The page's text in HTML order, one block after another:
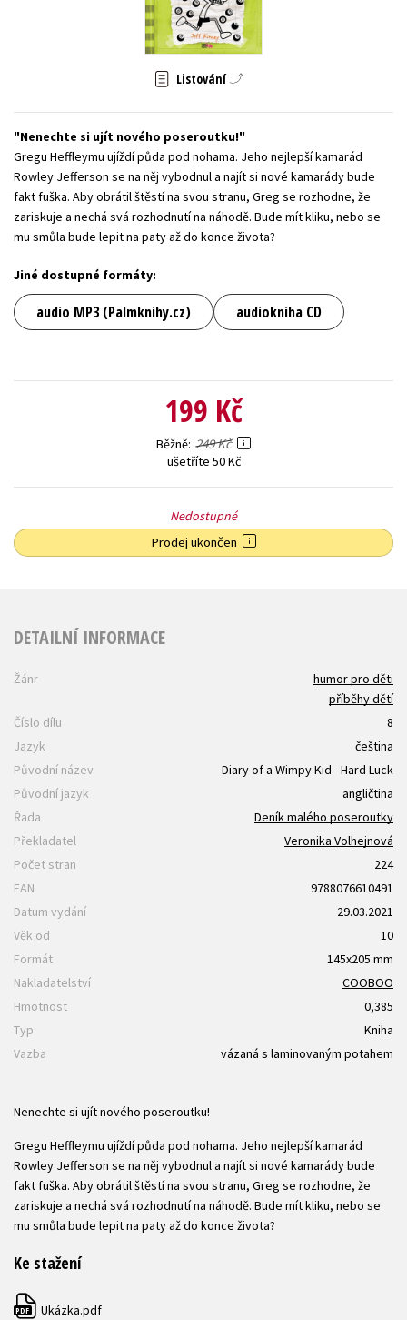
Zahraniční literatura
Všechny tituly
Listování
Nenechte si ujít nového poseroutku!
Gregu Heffleymu ujíždí půda pod nohama. Jeho nejlepší kamarád
Rowley Jefferson se na něj vybodnul a najít si nové kamarády bude
fakt fuška. Aby obrátil štěstí na svou stranu, Greg se rozhodne, že
zariskuje a nechá svá rozhodnutí na náhodě. Bude mít kliku, nebo se
mu smůla bude lepit na paty až do konce života?
Jiné dostupné formáty:
audio MP3 (Palmknihy.cz) audiokniha CD
199 Kč
Běžně 249 Kč
ušetříte 50 Kč
Nedostupné
Prodej ukončen
DETAILNÍ INFORMACE
Žánr
humor pro děti
příběhy dětí
Číslo dílu
8
Jazyk
čeština
Původní název
Diary of a Wimpy Kid - Hard Luck
Původní jazyk
angličtina
Řada
Deník malého poseroutky
Překladatel
Veronika Volhejnová
Počet stran
224
EAN
9788076610491
Datum vydání
29.03.2021
Věk od
10
Formát
145x205 mm
Nakladatelství
COOBOO
Hmotnost
0,385
Typ
Kniha
Vazba
vázaná s laminovaným potahem
Nenechte si ujít nového poseroutku!
Gregu Heffleymu ujíždí půda pod nohama. Jeho nejlepší kamarád
Rowley Jefferson se na něj vybodnul a najít si nové kamarády bude
fakt fuška. Aby obrátil štěstí na svou stranu, Greg se rozhodne, že
zariskuje a nechá svá rozhodnutí na náhodě. Bude mít kliku, nebo se
mu smůla bude lepit na paty až do konce života?
Ke stažení
PDF Ukázka.pdf